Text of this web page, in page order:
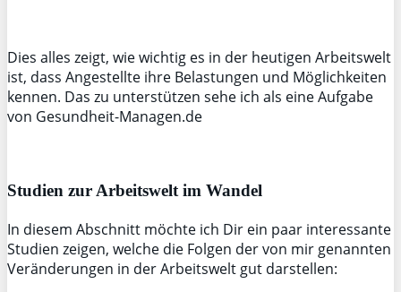
Dies alles zeigt, wie wichtig es in der heutigen Arbeitswelt
ist, dass Angestellte ihre Belastungen und Möglichkeiten
kennen. Das zu unterstützen sehe ich als eine Aufgabe
von Gesundheit-Managen.de
Studien zur Arbeitswelt im Wandel
In diesem Abschnitt möchte ich Dir ein paar interessante
Studien zeigen, welche die Folgen der von mir genannten
Veränderungen in der Arbeitswelt gut darstellen: